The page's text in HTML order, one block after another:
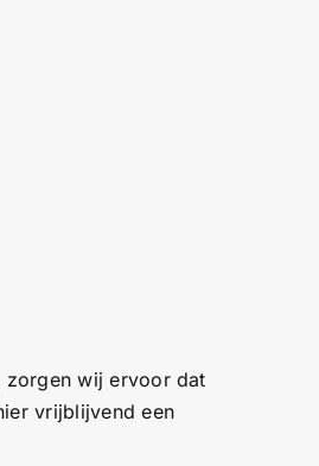
zorgen wij ervoor dat
vrijblijvend een